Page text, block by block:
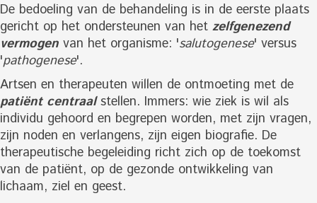
De bedoeling van de behandeling is in de eerste plaats
gericht op het ondersteunen van het zelfgenezend
vermogen van het organisme: 'salutogenese' versus
'pathogenese'.
Artsen en therapeuten willen de ontmoeting met de
patiënt centraal stellen. Immers: wie ziek is wil als
individu gehoord en begrepen worden, met zijn vragen,
zijn noden en verlangens, zijn eigen biografie. De
therapeutische begeleiding richt zich op de toekomst
van de patiënt, op de gezonde ontwikkeling van
lichaam, ziel en geest.